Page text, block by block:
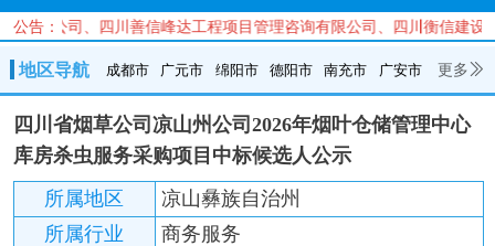
公告：公司、四川善信峰达工程项目管理咨询有限公司、四川衡信
地区导航 成都市 广元市 绵阳市 德阳市 南充市 广安市 更多
成都市 广元市 绵阳市 德阳市 南充市 广安市
遂宁市
内江市
乐山市 自贡市 泸州市 宜宾市
达州市
资阳市 眉山市 雅安市 阿坝州 甘孜州 凉山州
四川省烟草公司凉山州公司2026年烟叶仓储管理中心
库房杀虫服务采购项目中标候选人公示
所属地区
凉山彝族自治州
所属行业
商务服务